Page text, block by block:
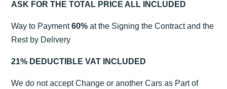
ASK FOR THE TOTAL PRICE ALL INCLUDED
Way to Payment60% at the Signing the Contract and the
Rest by Delivery
21% DEDUCTIBLE VAT INCLUDED
We do not accept Change or another Cars as Part of